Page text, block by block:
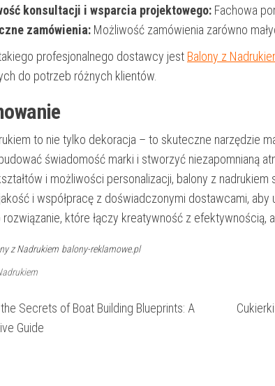
konsultacji i wsparcia projektowego: Fachowa
zamówienia: Możliwość zamówienia zarówno
profesjonalnego dostawcy jest Balony z
do potrzeb różnych klientów.
to nie tylko dekoracja – to skuteczne narzędzie
świadomość marki i stworzyć niezapomnianą
i możliwości personalizacji, balony z
i współpracę z doświadczonymi dostawcami,
rozwiązanie, które łączy kreatywność z efektywnością,
z Nadrukiem balony-reklamowe.pl
Secrets of Boat Building Blueprints: A
Guide